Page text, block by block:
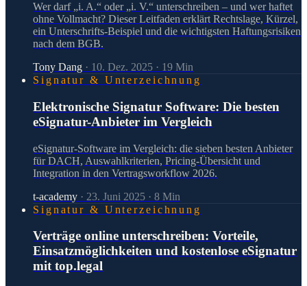
Wer darf „i. A.“ oder „i. V.“ unterschreiben – und wer haftet
ohne Vollmacht? Dieser Leitfaden erklärt Rechtslage, Kürzel,
ein Unterschrifts-Beispiel und die wichtigsten Haftungsrisiken
nach dem BGB.
Tony Dang · 10. Dez. 2025 · 19 Min
Signatur & Unterzeichnung
Elektronische Signatur Software: Die besten
eSignatur-Anbieter im Vergleich
eSignatur-Software im Vergleich: die sieben besten Anbieter
für DACH, Auswahlkriterien, Pricing-Übersicht und
Integration in den Vertragsworkflow 2026.
t-academy · 23. Juni 2025 · 8 Min
Signatur & Unterzeichnung
Verträge online unterschreiben: Vorteile,
Einsatzmöglichkeiten und kostenlose eSignatur
mit top.legal